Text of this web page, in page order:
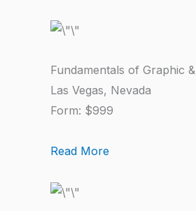
Fundamentals of Graphic
Las Vegas, Nevada
Form: $999
Read More